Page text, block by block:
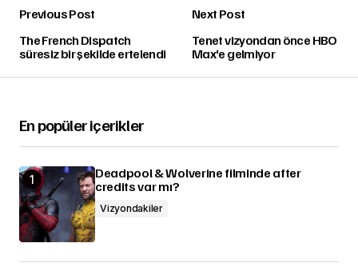
Previous Post
The French Dispatch
süresiz bir şekilde ertelendi
Next Post
Tenet vizyondan önce HBO
Max'e gelmiyor
En popüler içerikler
Deadpool & Wolverine filminde after
credits var mı?
Vizyondakiler